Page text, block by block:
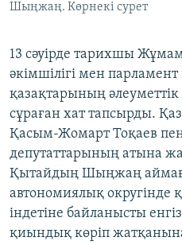
Шыңжаң. Көрнекі сурет
13 cәуірде тарихшы
әкімшілігі мен
қазақтарының әлеуметтік
сұраған хат тапсырды.
Қасым-Жомарт Тоқаев
депутаттарының атына
Қытайдың Шыңжаң
автономиялық округінде
індетіне байланысты
қиындық көріп